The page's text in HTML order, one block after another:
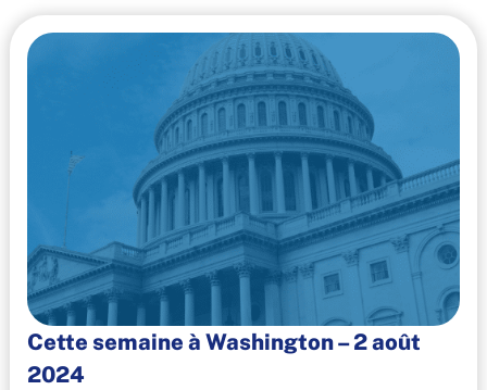
Cette semaine à Washington – 2 août
2024